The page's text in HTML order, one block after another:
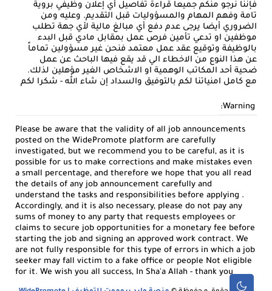
فإننا نرجو منكم جميعا قراءة تفاصيل أي إعلان وظيفي بروية
تامة وفهم المهام والمسؤوليات قبل التقديم. وعليه ومن
الضروري أيضا يرجى عدم دفع أي مبالغ مالية لأي جهة تطلب
موظفين او تدعي تأمين فرص عمل بمقابل مادي قبل البدء
بالوظيفة وتوقيع عقد عمل معتمد فنحن غير مسؤولين تماماً
عن هذا النوع من الاخطاء الي قد يقع فيها الباحث عن عمل
ضحية أحد المكاتب الوهمية او الاشخاص الغير مؤهلين لذلك.
مع كامل امنياتنا لكم بالتوفيق والسداد إن شاء الله - شكرا لكم
Warning:
Please be aware that the validity of all job announcements
posted on the WidePromote platform are carefully
investigated, but we recommend you to be careful, as it is
possible for us to make corrections and make mistakes even
a small percentage, and therefore we hope that you all read
the details of any job announcement carefully and
understand the tasks and responsibilities before applying .
Accordingly, and it is also necessary, please do not pay any
sums of money to any party that requests employees or
claims to secure job opportunities for a monetary fee before
starting the job and signing an approved work contract. We
are not fully responsible for this type of errors in which a job
seeker may fall victim to a fake office or people Not eligible
for it. We wish you all success, In Sha'a Allah - thank you